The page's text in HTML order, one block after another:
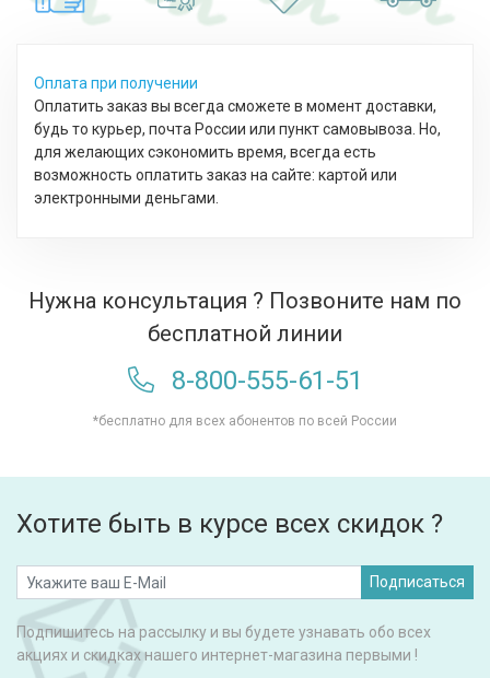
Оплата при получении
Оплатить заказ вы всегда сможете в момент доставки,
будь то курьер, почта России или пункт самовывоза. Но,
для желающих сэкономить время, всегда есть
возможность оплатить заказ на сайте: картой или
электронными деньгами.
Нужна консультация ? Позвоните нам по
бесплатной линии
8-800-555-61-51
*бесплатно для всех абонентов по всей России
Хотите быть в курсе всех скидок ?
Подписаться
Подпишитесь на рассылку и вы будете узнавать обо всех
акциях и скидках нашего интернет-магазина первыми !